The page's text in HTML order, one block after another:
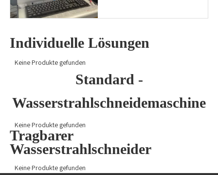
Individuelle Lösungen
Keine Produkte gefunden
Standard -
Wasserstrahlschneidemaschine
Keine Produkte gefunden
Tragbarer
Wasserstrahlschneider
Keine Produkte gefunden